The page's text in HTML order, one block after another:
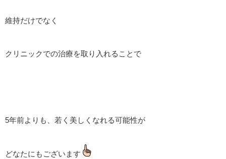
維持だけでなく
クリニックでの治療を取り入れることで
5年前よりも、若く美しくなれる可能性が
どなたにもございます